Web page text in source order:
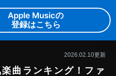
Apple Musicの
登録はこちら
2026.02.10更新
曲ランキング！ファ